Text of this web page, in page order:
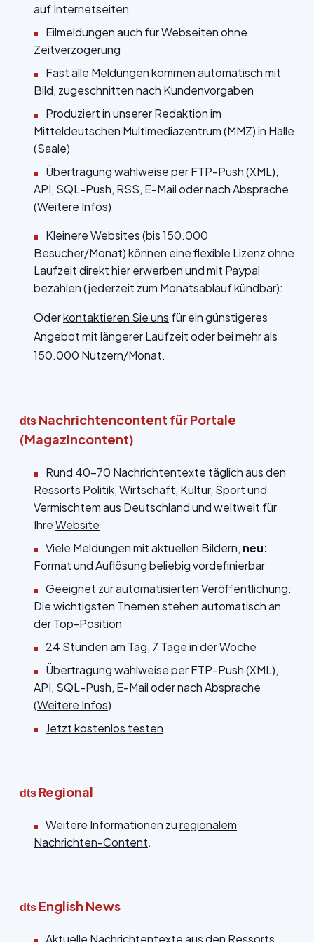
auf Internetseiten
Eilmeldungen auch für Webseiten ohne
Zeitverzögerung
Fast alle Meldungen kommen automatisch mit
Bild, zugeschnitten nach Kundenvorgaben
Produziert in unserer Redaktion im
Mitteldeutschen Multimediazentrum (MMZ) in Halle
(Saale)
Übertragung wahlweise per FTP-Push (XML),
API, SQL-Push, RSS, E-Mail oder nach Absprache
(Weitere Infos)
Kleinere Websites (bis 150.000
Besucher/Monat) können eine flexible Lizenz ohne
Laufzeit direkt hier erwerben und mit Paypal
bezahlen (jederzeit zum Monatsablauf kündbar):
Oderkontaktieren Sie uns für ein günstigeres
Angebot mit längerer Laufzeit oder bei mehr als
150.000 Nutzern/Monat.
dts Nachrichtencontent für Portale
(Magazincontent)
Rund 40-70 Nachrichtentexte täglich aus den
Ressorts Politik, Wirtschaft, Kultur, Sport und
Vermischtem aus Deutschland und weltweit für
IhreWebsite
Viele Meldungen mit aktuellen Bildern, neu:
Format und Auflösung beliebig vordefinierbar
Geeignet zur automatisierten Veröffentlichung:
Die wichtigsten Themen stehen automatisch an
der Top-Position
24 Stunden am Tag, 7 Tage in der Woche
Übertragung wahlweise per FTP-Push (XML),
API, SQL-Push, E-Mail oder nach Absprache
(Weitere Infos)
Jetzt kostenlos testen
dts Regional
Weitere Informationen zuregionalem
Nachrichten-Content.
dts English News
Aktuelle Nachrichtentexte aus den Ressorts